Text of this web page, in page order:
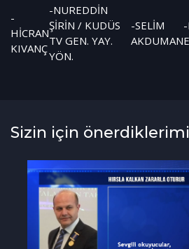
-
HİCRAN
KIVANÇ
-NUREDDİN
ŞİRİN / KUDÜS
TV GEN. YAY.
YÖN.
-SELİM
AKDUMAN
Sizin için